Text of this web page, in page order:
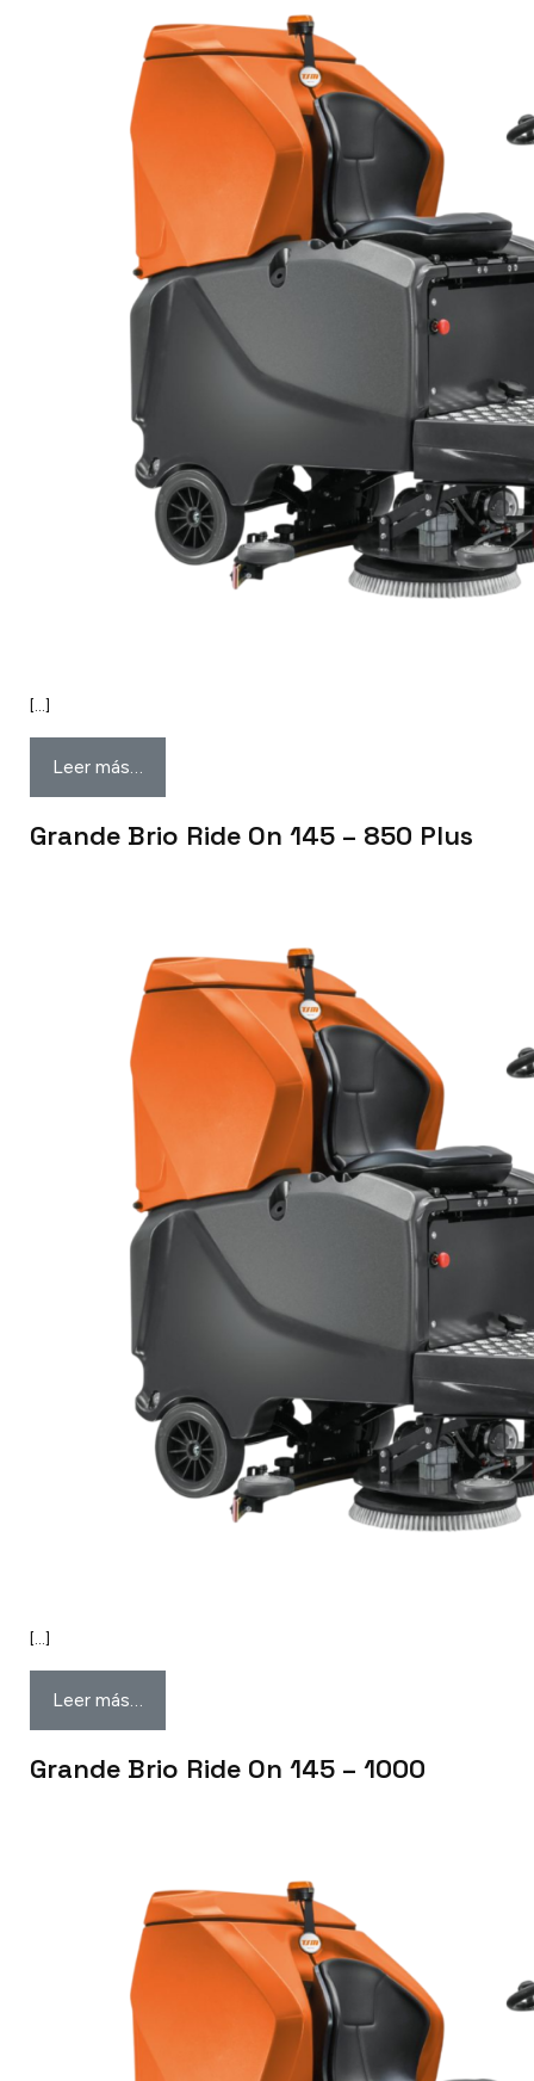
[…]
Leer más…
Grande Brio Ride On 145 – 850 Plus
[…]
Leer más…
Grande Brio Ride On 145 – 1000